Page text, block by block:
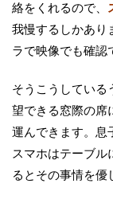
絡をくれるので、
我慢するしかあり
ラで映像でも確認
そうこうしている
望できる窓際の席
運んできます。息
スマホはテーブル
るとその事情を優